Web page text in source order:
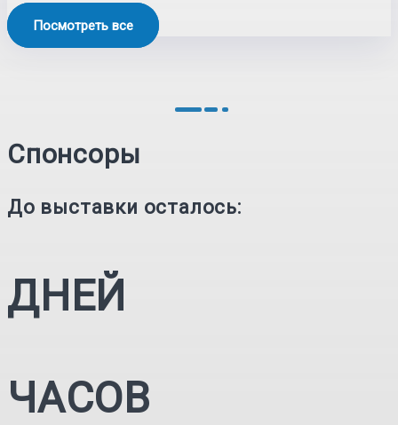
Посмотреть все
Спонсоры
До выставки осталось:
ДНЕЙ
ЧАСОВ